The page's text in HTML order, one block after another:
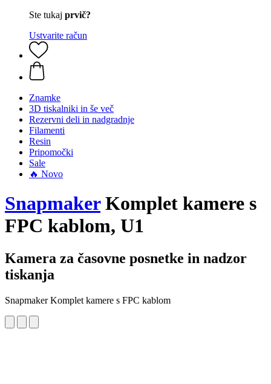
Ste tukaj prvič?
Ustvarite račun
Znamke
3D tiskalniki in še več
Rezervni deli in nadgradnje
Filamenti
Resin
Pripomočki
Sale
🔥 Novo
SnapmakerKomplet kamere s
FPC kablom, U1
Kamera za časovne posnetke in nadzor
tiskanja
Snapmaker Komplet kamere s FPC kablom